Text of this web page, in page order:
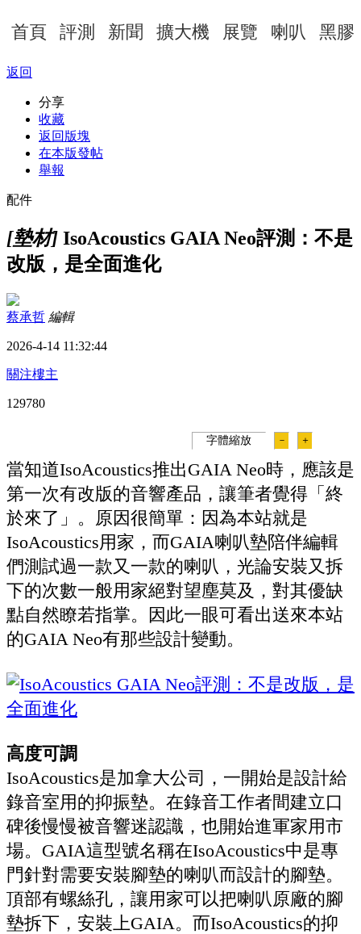
首頁 評測 新聞 擴大機 展覽 喇叭 黑膠
返回
分享
收藏
返回版塊
在本版發帖
舉報
配件
[墊材] IsoAcoustics GAIA Neo評測：不是
改版，是全面進化
蔡承哲 編輯
2026-4-14 11:32:44
關注樓主
129780
字體縮放 － ＋
當知道IsoAcoustics推出GAIA Neo時，應該是
第一次有改版的音響產品，讓筆者覺得「終
於來了」。原因很簡單：因為本站就是
IsoAcoustics用家，而GAIA喇叭墊陪伴編輯
們測試過一款又一款的喇叭，光論安裝又拆
下的次數一般用家絕對望塵莫及，對其優缺
點自然瞭若指掌。因此一眼可看出送來本站
的GAIA Neo有那些設計變動。
高度可調
IsoAcoustics是加拿大公司，一開始是設計給
錄音室用的抑振墊。在錄音工作者間建立口
碑後慢慢被音響迷認識，也開始進軍家用市
場。GAIA這型號名稱在IsoAcoustics中是專
門針對需要安裝腳墊的喇叭而設計的腳墊。
頂部有螺絲孔，讓用家可以把喇叭原廠的腳
墊拆下，安裝上GAIA。而IsoAcoustics的抑